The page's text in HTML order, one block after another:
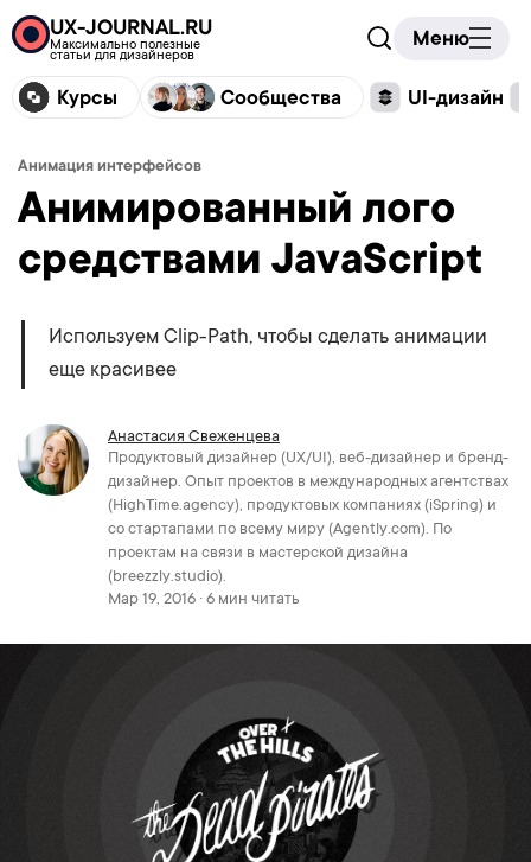
UX-JOURNAL.RU
Максимально полезные
статьи для дизайнеров
Меню
Курсы Сообщества UI-дизайн
Анимация интерфейсов
Анимированный лого
средствами JavaScript
Используем Clip-Path, чтобы сделать анимации
еще красивее
Анастасия Свеженцева
Продуктовый дизайнер (UX/UI), веб-дизайнер и бренд-
дизайнер. Опыт проектов в международных агентствах
(HighTime.agency), продуктовых компаниях (iSpring) и
со стартапами по всему миру (Agently.com). По
проектам на связи в мастерской дизайна
(breezzly.studio).
Мар 19, 2016 · 6 мин читать